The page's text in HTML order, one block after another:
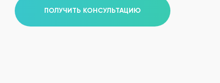
ПОЛУЧИТЬ КОНСУЛЬТАЦИЮ